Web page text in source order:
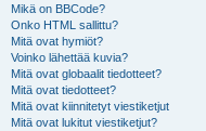
Mikä on BBCode?
Onko HTML sallittu?
Mitä ovat hymiöt?
Voinko lähettää kuvia?
Mitä ovat globaalit tiedotteet?
Mitä ovat tiedotteet?
Mitä ovat kiinnitetyt viestiketjut
Mitä ovat lukitut viestiketjut?